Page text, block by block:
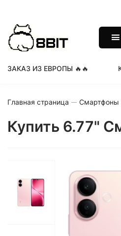
ЗАКАЗ ИЗ ЕВРОПЫ 🔥🔥
Главная страница Смартфоны
Купить 6.77"